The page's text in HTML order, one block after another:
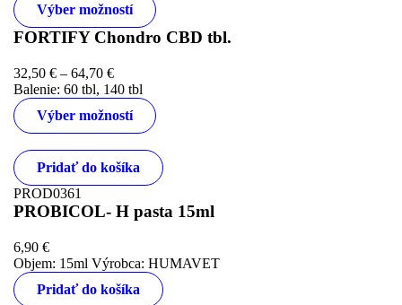
Výber možností
FORTIFY Chondro CBD tbl.
32,50 € – 64,70 €
Balenie: 60 tbl, 140 tbl
Výber možností
Pridať do košíka
PROD0361
PROBICOL- H pasta 15ml
6,90 €
Objem: 15ml Výrobca: HUMAVET
Pridať do košíka